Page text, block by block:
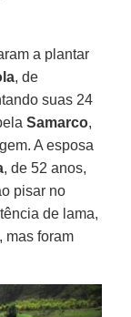
a plantar
, de
suas 24
Samarco,
A esposa
, de 52 anos,
pisar no
de lama,
mas foram